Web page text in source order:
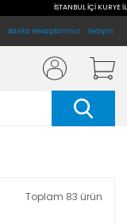
İSTANBUL İÇİ KURYE
Banka Hesaplarımız İletişim
Toplam 83 ürün